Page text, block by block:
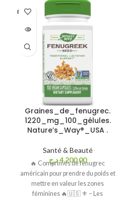
ÉPUISÉ
Graines_de_fenugrec.
1220_mg_100_gélules.
Nature’s_Way®_USA .
Santé & Beauté
4,200.00 د.ج
🔥 Comprimés de fenugrec
américain pour prendre du poids et
mettre en valeur les zones
féminines 🔥🇺🇸 ⚜ – Les